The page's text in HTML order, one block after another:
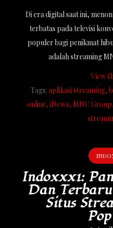
Di era digital saat ini,
terbatas pada televisi
populer bagi penikmat
adalah streaming
View
Tags: aplikasi streaming
online iNews MNC Group
Indoxxx1:
Dan
Situs